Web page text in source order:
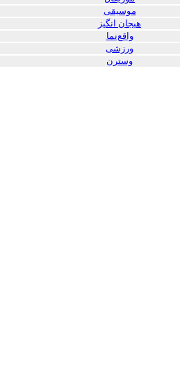
موسیقی
هیجان انگیز
واقع‌نما
ورزشی
وسترن